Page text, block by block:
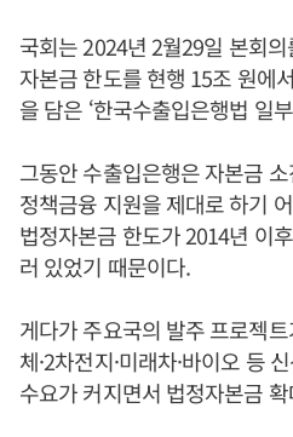
국회는 2024년 2월29일 본회
자본금 한도를 현행 15조 원에
을 담은 ‘한국수출입은행법 일
그동안 수출입은행은 자본금
정책금융 지원을 제대로 하기
법정자본금 한도가 2014년 이
러 있었기 때문이다.
게다가 주요국의 발주 프로젝
체·2차전지·미래차·바이오 등
수요가 커지면서 법정자본금